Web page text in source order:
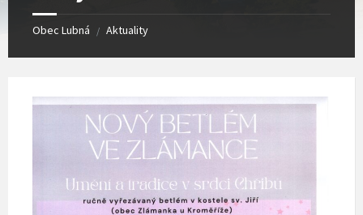
Obec Lubná / Aktuality